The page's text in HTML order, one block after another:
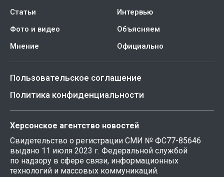
Статьи
Интервью
Фото и видео
Объясняем
Мнение
Официально
Пользовательское соглашение
Политика конфиденциальности
Херсонское агентство новостей
Свидетельство о регистрации СМИ № ФС77-85646
выдано 11 июля 2023 г. Федеральной службой
по надзору в сфере связи, информационных
технологий и массовых коммуникаций.